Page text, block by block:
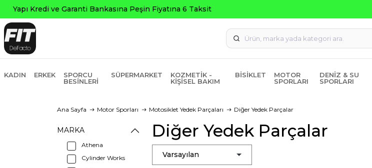
KADIN ERKEK
SPORCU
BESINLERI
SÜPERMARKET
KOZMETIK -
KIŞISEL BAKIM
BISIKLET
MOTOR
SPORLARI
DENIZ & SU
SPORLARI
Ana Sayfa Motor Sporları Motosiklet Yedek Parçaları Diğer Yedek Parçalar
MARKA
Athena
Cylinder Works
Diğer Yedek Parçalar
Varsayılan